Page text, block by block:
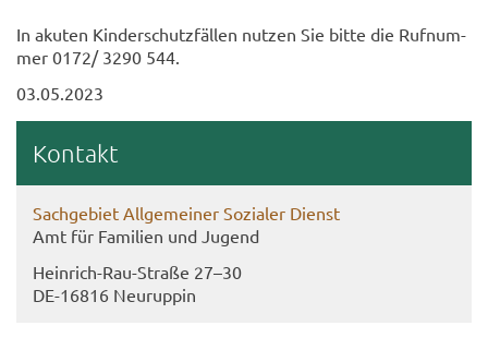
In aku­ten Kin­der­schutz­fäl­len nut­zen Sie bitte die Ruf­num­
mer 0172/ 3290 544.
03.05.2023
Kon­takt
Sach­ge­biet All­ge­mei­ner So­zia­ler Dienst
Amt für Fa­mi­li­en und Ju­gend
Heinrich-​Rau-Straße 27–30
DE-​16816 Neu­rup­pin